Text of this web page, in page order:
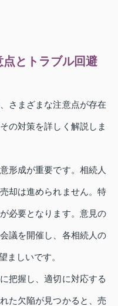
とトラブル回避
さまざまな注意点が存在
の対策を詳しく解説しま
形成が重要です。相続人
却は進められません。特
必要となります。意見の
議を開催し、各相続人の
ましいです。
把握し、適切に対応する
た欠陥が見つかると、売